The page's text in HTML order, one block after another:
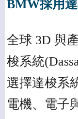
BMW採用
全球 3D 與
梭系統
選擇達梭系
電機、電子